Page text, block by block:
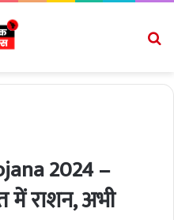
2024 –
में राशन, अभी